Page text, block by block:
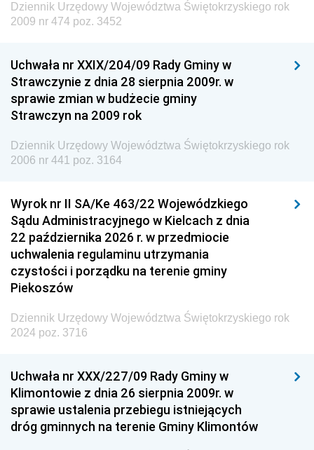
Dziennik Urzędowy Ministra Edukacji
Dziennik Urzędowy Ministra Przemysłu
Dziennik Urzędowy Ministra Finansów i Gospodarki
Dziennik Urzędowy Ministra do Spraw Unii
Dziennik Urzędowy Agencji Wywiadu
Dziennik Urzędowy Województwa Świętokrzyskiego rok
2009 nr 474 poz. 3452
Uchwała nr XXIX/204/09 Rady Gminy w
Strawczynie z dnia 28 sierpnia 2009r. w
sprawie zmian w budżecie gminy
Strawczyn na 2009 rok
Dziennik Urzędowy Województwa Świętokrzyskiego rok
2006 nr 441 poz. 3164
Wyrok nr II SA/Ke 463/22 Wojewódzkiego
Sądu Administracyjnego w Kielcach z dnia
22 października 2026 r. w przedmiocie
uchwalenia regulaminu utrzymania
czystości i porządku na terenie gminy
Piekoszów
Dziennik Urzędowy Województwa Świętokrzyskiego rok
2024 poz. 3716
Uchwała nr XXX/227/09 Rady Gminy w
Klimontowie z dnia 26 sierpnia 2009r. w
sprawie ustalenia przebiegu istniejących
dróg gminnych na terenie Gminy Klimontów